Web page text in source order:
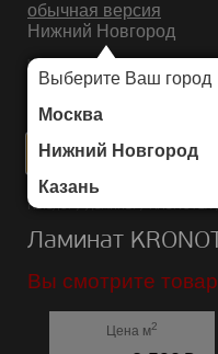
обычная версия
Нижний Новгород
Выберите Ваш город
Москва
Нижний Новгород
Казань
ИНТЕРНЕТ-МАГАЗИН НАПОЛЬНЫХ
Каталог/Ламинат/KRONOTEX
Ламинат
Вы смотрите
Цена м2